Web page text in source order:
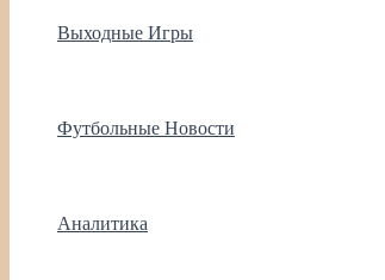
Выходные Игры
Футбольные Новости
Аналитика